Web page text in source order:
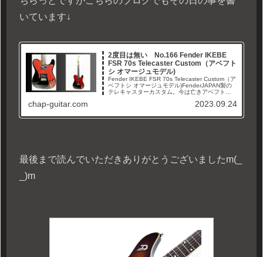
いています↓
2度目は無い No.166 Fender IKEBE
FSR 70s Telecaster Custom（アベフト
シ オマージュモデル)
Fender IKEBE FSR 70s Telecaster Custom（ア
ベフトシ オマージュモデル)FenderJAPAN製の
テレキャスターカスタム。今は亡きアベフトシ
chap-guitar.com 2023.09.24
最後まで読んでいただきありがとうございましたm(_
_)m